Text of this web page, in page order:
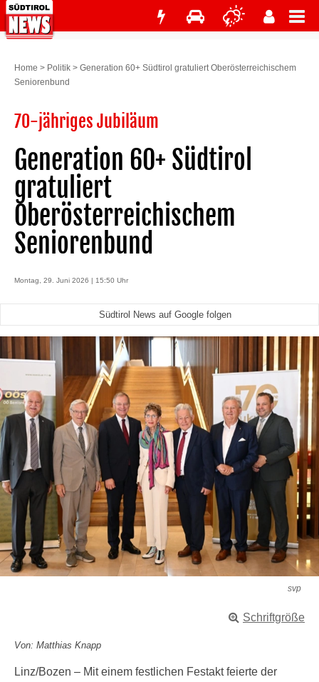
Home > Politik > Generation 60+ Südtirol gratuliert Oberösterreichischem
Seniorenbund
70-jähriges Jubiläum
Generation 60+ Südtirol
gratuliert
Oberösterreichischem
Seniorenbund
Montag, 29. Juni 2026 | 15:50 Uhr
Südtirol News auf Google folgen
svp
Schriftgröße
Von: Matthias Knapp
Linz/Bozen – Mit einem festlichen Festakt feierte der